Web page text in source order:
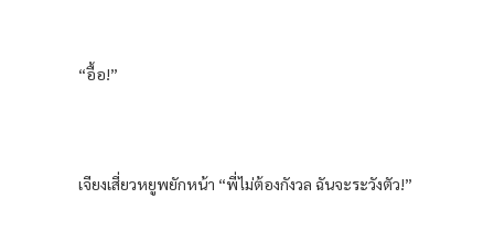
“อื้อ!”
เจียงเสี่ยวหยูพยักหน้า “พี่ไม่ต้องกังวล ฉันจะระวังตัว!”